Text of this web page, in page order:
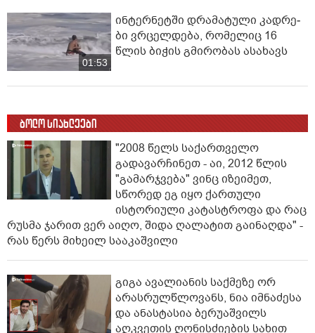
01:53
ინ­ტერ­ნეტ­ში დრა­მა­ტუ­ლი კად­რე­
ბი ვრცელდება, რომელიც 16
წლის ბიჭის გმირობას ასახავს
ბოლო სიახლეები
"2008 წელს საქართველო
გადავარჩინეთ - აი, 2012 წლის
"გამარჯვება" ვინც იზეიმეთ,
სწორედ ეგ იყო ქართული
ისტორიული კატასტროფა და რაც
რუსმა ჯარით ვერ აიღო, შიდა ღალატით გაინაღდა" -
რას წერს მიხეილ სააკაშვილი
გიგა ავალიანის საქმეზე ორ
არასრულწლოვანს, ნია იმნაძესა
და ანასტასია ბერუაშვილს
აღკვეთის ღონისძიების სახით